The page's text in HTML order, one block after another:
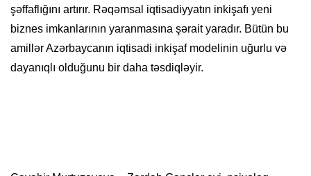
şəffaflığını artırır. Rəqəmsal iqtisadiyyatın inkişafı yeni
biznes imkanlarının yaranmasına şərait yaradır. Bütün bu
amillər Azərbaycanın iqtisadi inkişaf modelinin uğurlu və
dayanıqlı olduğunu bir daha təsdiqləyir.